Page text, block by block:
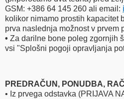
GSM: +386 64 145 260 ali email:
kolikor nimamo prostih kapacitet
prva naslednja možnost v prvem
• Za darilne bone poleg zgornjih
vsi "Splošni pogoji opravljanja
PREDRAČUN, PONUDBA,
• Iz prvega odstavka (PRIJAVA